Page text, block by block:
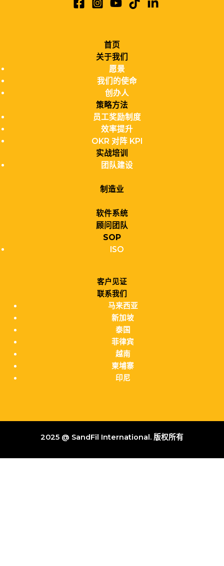
首页
关于我们
愿景
我们的使命
创办人
策略方法
员工奖励制度
效率提升
OKR 对阵 KPI
实战培训
团队建设
制造业
软件系统
顾问团队
SOP
ISO
客户见证
联系我们
马来西亚
新加坡
泰国
菲律宾
越南
柬埔寨
印尼
2025 @ SandFil International. 版权所有